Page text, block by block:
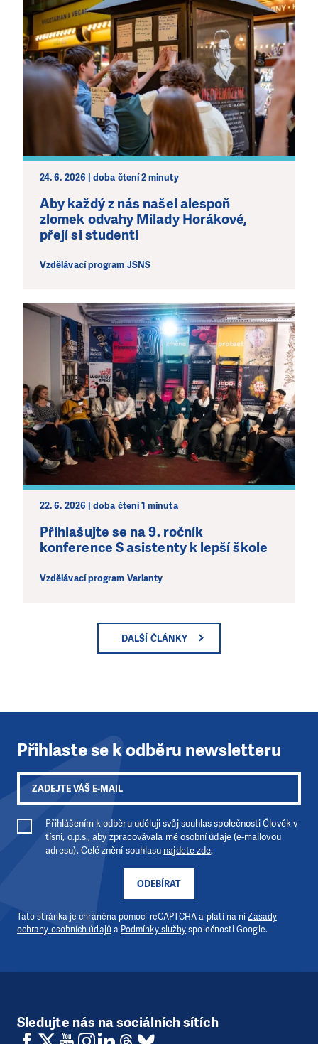
24. 6. 2026 | doba čtení 2 minuty
Aby každý z nás našel alespoň
zlomek odvahy Milady Horákové,
přejí si studenti
Vzdělávací program JSNS
22. 6. 2026 | doba čtení 1 minuta
Přihlašujte se na 9. ročník
konference S asistenty k lepší škole
Vzdělávací program Varianty
DALŠÍ ČLÁNKY
Přihlaste se k odběru newsletteru
ODEBÍRAT
Přihlášením k odběru uděluji svůj souhlas společnosti Člověk v
tísni, o.p.s., aby zpracovávala mé osobní údaje (e-mailovou
adresu). Celé znění souhlasu najdete zde.
Tato stránka je chráněna pomocí reCAPTCHA a platí na niZásady
ochrany osobních údajů a Podmínky službyspolečnosti Google.
Sledujte nás na sociálních sítích